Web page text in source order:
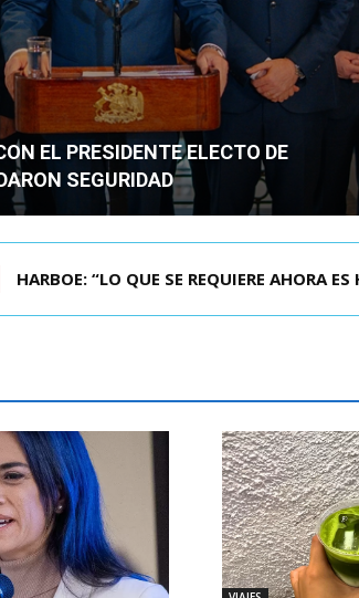
EL PRESIDENTE ELECTO DE
SEGURIDAD
BIMINISTRO MAS POR IPC: “LA ECONOMÍA